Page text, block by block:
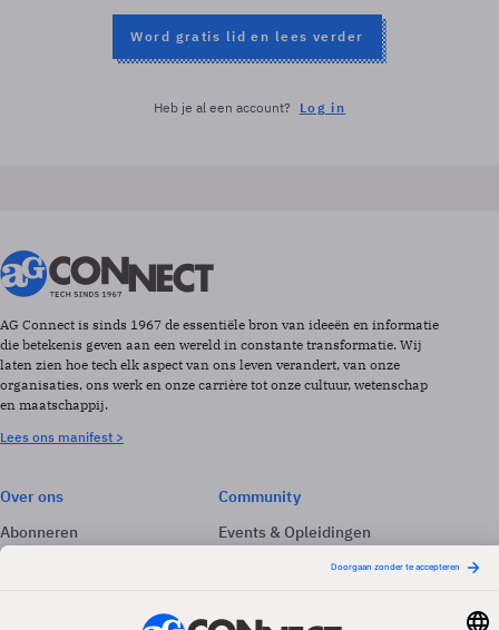
Word gratis lid en lees verder
Heb je al een account? Log in
AG Connect is sinds 1967 de essentiële bron van ideeën en informatie
die betekenis geven aan een wereld in constante transformatie. Wij
laten zien hoe tech elk aspect van ons leven verandert, van onze
organisaties, ons werk en onze carrière tot onze cultuur, wetenschap
en maatschappij.
Lees ons manifest >
Over ons
Abonneren
Adverteren
Community
Events & Opleidingen